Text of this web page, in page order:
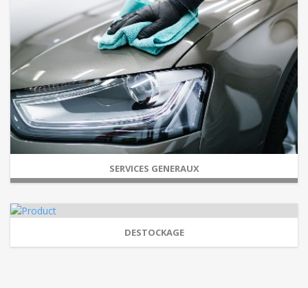
SERVICES GENERAUX
DESTOCKAGE